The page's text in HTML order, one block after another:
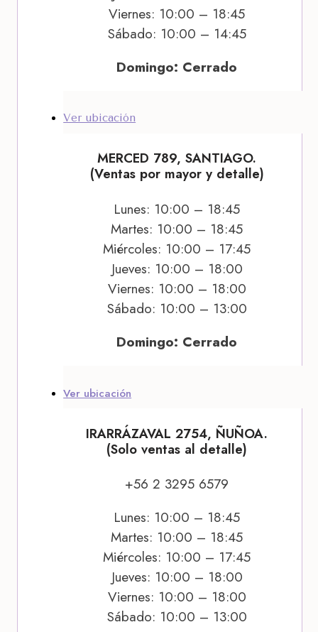
Viernes: 10:00 – 18:45
Sábado: 10:00 – 14:45
Domingo: Cerrado
Ver ubicación
MERCED 789, SANTIAGO.
(Ventas por mayor y detalle)
Lunes: 10:00 – 18:45
Martes: 10:00 – 18:45
Miércoles: 10:00 – 17:45
Jueves: 10:00 – 18:00
Viernes: 10:00 – 18:00
Sábado: 10:00 – 13:00
Domingo: Cerrado
Ver ubicación
IRARRÁZAVAL 2754, ÑUÑOA.
(Solo ventas al detalle)
+56 2 3295 6579
Lunes: 10:00 – 18:45
Martes: 10:00 – 18:45
Miércoles: 10:00 – 17:45
Jueves: 10:00 – 18:00
Viernes: 10:00 – 18:00
Sábado: 10:00 – 13:00